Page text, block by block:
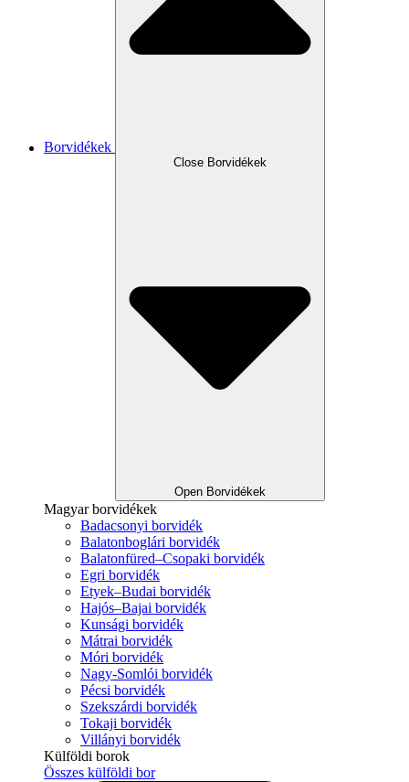
Borvidékek
Close Borvidékek
Open Borvidékek
Magyar borvidékek
Badacsonyi borvidék
Balatonboglári borvidék
Balatonfüred–Csopaki borvidék
Egri borvidék
Etyek–Budai borvidék
Hajós–Bajai borvidék
Kunsági borvidék
Mátrai borvidék
Móri borvidék
Nagy-Somlói borvidék
Pécsi borvidék
Szekszárdi borvidék
Tokaji borvidék
Villányi borvidék
Külföldi borok
Összes külföldi bor